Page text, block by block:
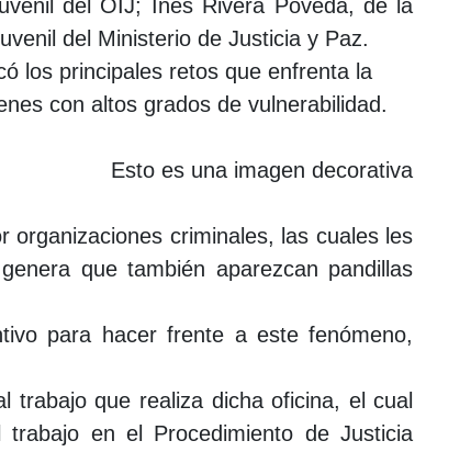
del OIJ; Inés Rivera Poveda, de la
del Ministerio de Justicia y Paz.
los principales retos que enfrenta la
con altos grados de vulnerabilidad.
criminales, las cuales les
que también aparezcan pandillas
para hacer frente a este fenómeno,
trabajo que realiza dicha oficina, el cual
en el Procedimiento de Justicia